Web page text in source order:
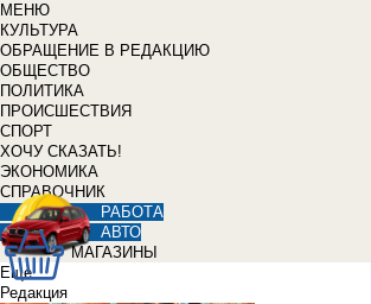
МЕНЮ
КУЛЬТУРА
ОБРАЩЕНИЕ В РЕДАКЦИЮ
ОБЩЕСТВО
ПОЛИТИКА
ПРОИСШЕСТВИЯ
СПОРТ
ХОЧУ СКАЗАТЬ!
ЭКОНОМИКА
СПРАВОЧНИК
РАБОТА
АВТО
МАГАЗИНЫ
Еще
Редакция